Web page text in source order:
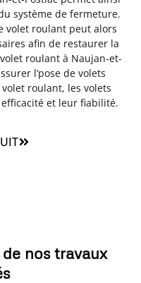
système de fermeture.
volet roulant peut alors
afin de restaurer la
roulant à Naujan-et-
l’pose de volets
roulant, les volets
et leur fiabilité.
nos travaux